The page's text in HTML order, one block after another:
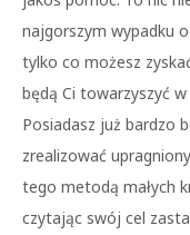
najgorszym wypadku
tylko co możesz
będą Ci towarzyszyć
Posiadasz już bardzo
zrealizować
tego metodą małych
czytając swój cel